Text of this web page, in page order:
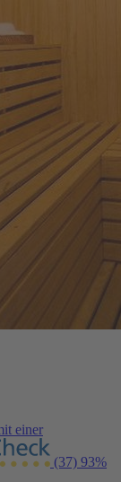
einer
(37) 93%